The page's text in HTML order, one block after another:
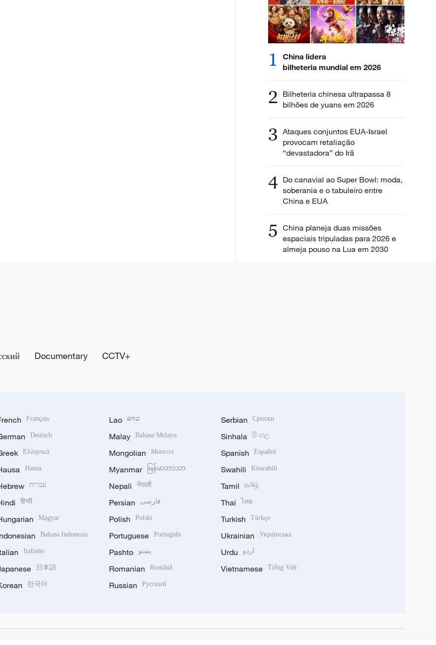
1
China lidera
bilheteria mundial em 2026
2 Bilheteria chinesa ultrapassa 8
bilhões de yuans em 2026
3 Ataques conjuntos EUA-Israel
provocam retaliação
“devastadora” do Irã
4 Do canavial ao Super Bowl: moda,
soberania e o tabuleiro entre
China e EUA
5 China planeja duas missões
espaciais tripuladas para 2026 e
almeja pouso na Lua em 2030
Documentary CCTV+
Français
Deutsch
Ελληνικά
Hausa
עברית
हिन्दी
Magyar
Bahasa Indonesia
Italiano
日本語
한국어
Lao ລາວ
Malay Bahasa Melayu
Mongolian Монгол
Myanmar မြန်မာဘာသာ
Nepali नेपाली
Persian فارسی
Polish Polski
Portuguese Português
Pashto پښتو
Romanian Română
Russian Русский
Serbian Српски
Sinhala සිංහල
Spanish Español
Swahili Kiswahili
Tamil தமிழ்
Thai ไทย
Turkish Türkçe
Ukrainian Українська
Urdu اردو
Vietnamese Tiếng Việt